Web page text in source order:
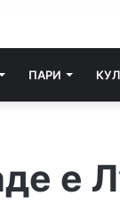
ПАРИ
е